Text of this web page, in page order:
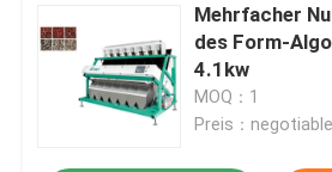
Mehrfacher
des Form-
4.1kw
MOQ：1
Preis：negotiable